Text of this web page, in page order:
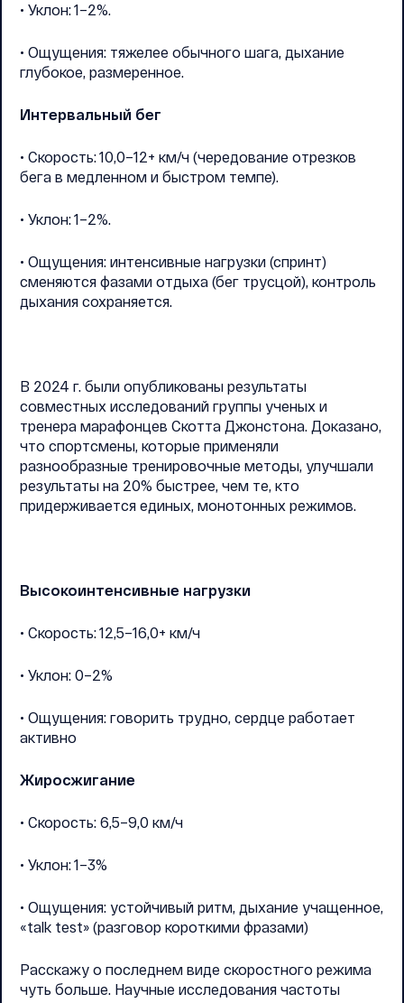
• Уклон: 1–2%.
• Ощущения: тяжелее обычного шага, дыхание
глубокое, размеренное.
Интервальный бег
• Скорость: 10,0–12+ км/ч (чередование отрезков
бега в медленном и быстром темпе).
• Уклон: 1–2%.
• Ощущения: интенсивные нагрузки (спринт)
сменяются фазами отдыха (бег трусцой), контроль
дыхания сохраняется.
В 2024 г. были опубликованы результаты
совместных исследований группы ученых и
тренера марафонцев Скотта Джонстона. Доказано,
что спортсмены, которые применяли
разнообразные тренировочные методы, улучшали
результаты на 20% быстрее, чем те, кто
придерживается единых, монотонных режимов.
Высокоинтенсивные нагрузки
• Скорость: 12,5–16,0+ км/ч
• Уклон: 0–2%
• Ощущения: говорить трудно, сердце работает
активно
Жиросжигание
• Скорость: 6,5–9,0 км/ч
• Уклон: 1–3%
• Ощущения: устойчивый ритм, дыхание учащенное,
«talk test» (разговор короткими фразами)
Расскажу о последнем виде скоростного режима
чуть больше. Научные исследования частоты